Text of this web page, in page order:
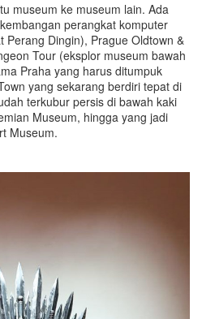
museum ke museum lain. Ada
perangkat komputer
Perang Dingin), Prague Oldtown &
Tour (eksplor museum bawah
Praha yang harus ditumpuk
yang sekarang berdiri tepat di
terkubur persis di bawah kaki
Museum, hingga yang jadi
Museum.